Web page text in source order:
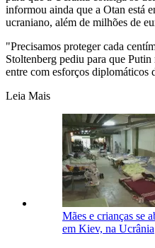
informou ainda que a Otan está
ucraniano, além de milhões de
"Precisamos proteger cada
Stoltenberg pediu para que
entre com esforços diplomáticos
Leia Mais
Mães e crianças se
em Kiev, na Ucrânia